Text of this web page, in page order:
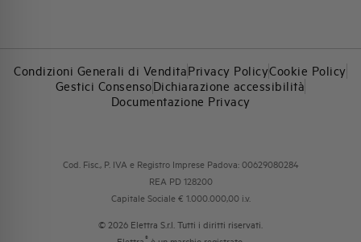
Condizioni Generali di VenditaPrivacy PolicyCookie Policy
Gestici ConsensoDichiarazione accessibilità
Documentazione Privacy
Cod. Fisc., P. IVA e Registro Imprese Padova: 00629080284
REA PD 128200
Capitale Sociale € 1.000.000,00 i.v.
© 2026 Elettra S.r.l. Tutti i diritti riservati.
®